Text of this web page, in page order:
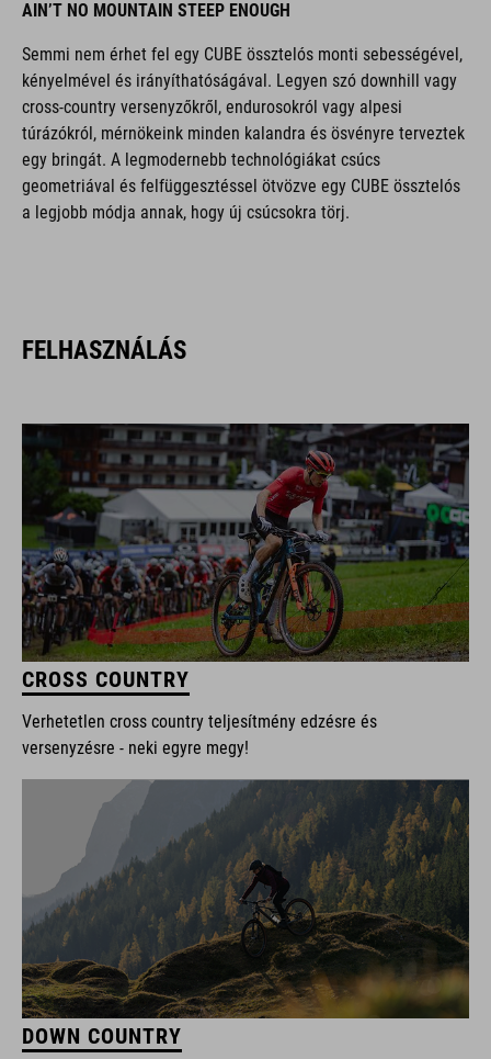
AIN’T NO MOUNTAIN STEEP ENOUGH
Semmi nem érhet fel egy CUBE össztelós monti sebességével,
kényelmével és irányíthatóságával. Legyen szó downhill vagy
cross-country versenyzőkről, endurosokról vagy alpesi
túrázókról, mérnökeink minden kalandra és ösvényre terveztek
egy bringát. A legmodernebb technológiákat csúcs
geometriával és felfüggesztéssel ötvözve egy CUBE össztelós
a legjobb módja annak, hogy új csúcsokra törj.
FELHASZNÁLÁS
CROSS COUNTRY
Verhetetlen cross country teljesítmény edzésre és
versenyzésre - neki egyre megy!
DOWN COUNTRY